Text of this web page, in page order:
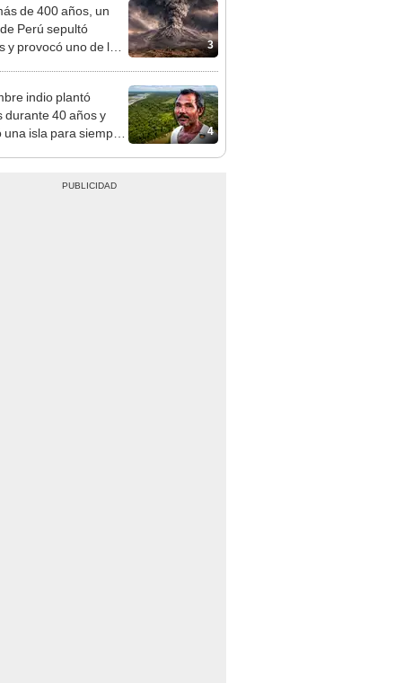
3
Perú sepultó
y provocó uno de los
más fríos de la
sigue bajo monitoreo
4
durante 40 años y
una isla para siempre:
supera casi 6
Parque de las